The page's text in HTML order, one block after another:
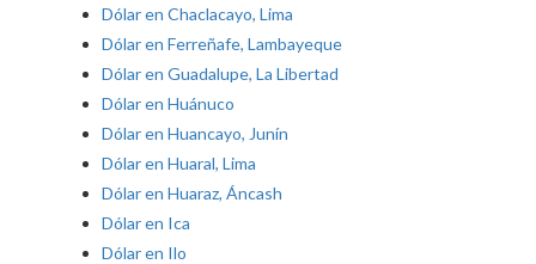
Dólar en Chaclacayo, Lima
Dólar en Ferreñafe, Lambayeque
Dólar en Guadalupe, La Libertad
Dólar en Huánuco
Dólar en Huancayo, Junín
Dólar en Huaral, Lima
Dólar en Huaraz, Áncash
Dólar en Ica
Dólar en Ilo